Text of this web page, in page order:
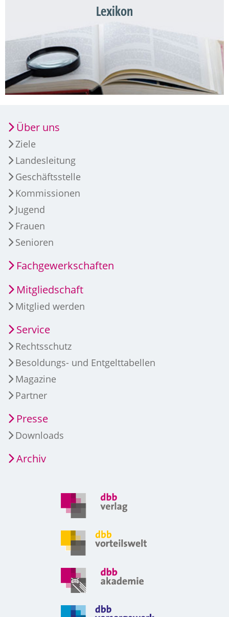
Lexikon
Über uns
Ziele
Landesleitung
Geschäftsstelle
Kommissionen
Jugend
Frauen
Senioren
Fachgewerkschaften
Mitgliedschaft
Mitglied werden
Service
Rechtsschutz
Besoldungs- und Entgelttabellen
Magazine
Partner
Presse
Downloads
Archiv